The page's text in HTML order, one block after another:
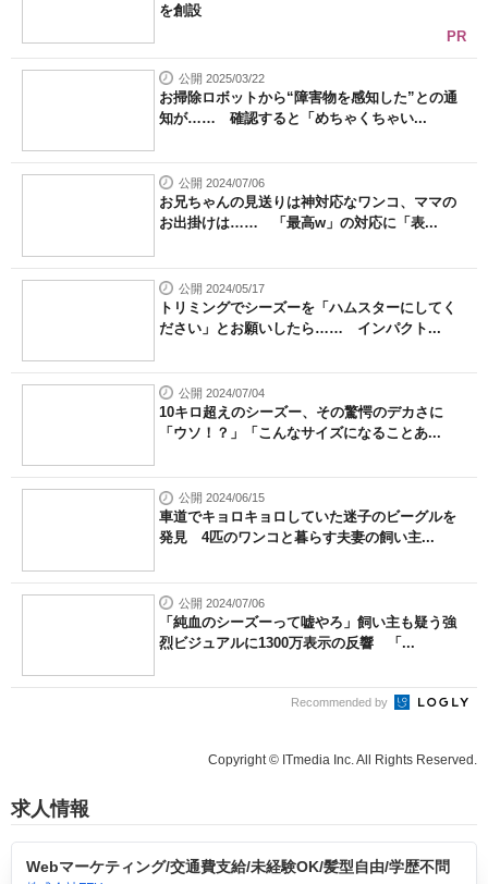
を創設
PR
公開 2025/03/22
お掃除ロボットから“障害物を感知した”との通
知が…… 確認すると「めちゃくちゃい...
公開 2024/07/06
お兄ちゃんの見送りは神対応なワンコ、ママの
お出掛けは…… 「最高w」の対応に「表...
公開 2024/05/17
トリミングでシーズーを「ハムスターにしてく
ださい」とお願いしたら…… インパクト...
公開 2024/07/04
10キロ超えのシーズー、その驚愕のデカさに
「ウソ！？」「こんなサイズになることあ...
公開 2024/06/15
車道でキョロキョロしていた迷子のビーグルを
発見 4匹のワンコと暮らす夫妻の飼い主...
公開 2024/07/06
「純血のシーズーって嘘やろ」飼い主も疑う強
烈ビジュアルに1300万表示の反響 「...
Recommended by
Copyright © ITmedia Inc. All Rights Reserved.
求人情報
Webマーケティング/交通費支給/未経験OK/髪型自由/学歴不問